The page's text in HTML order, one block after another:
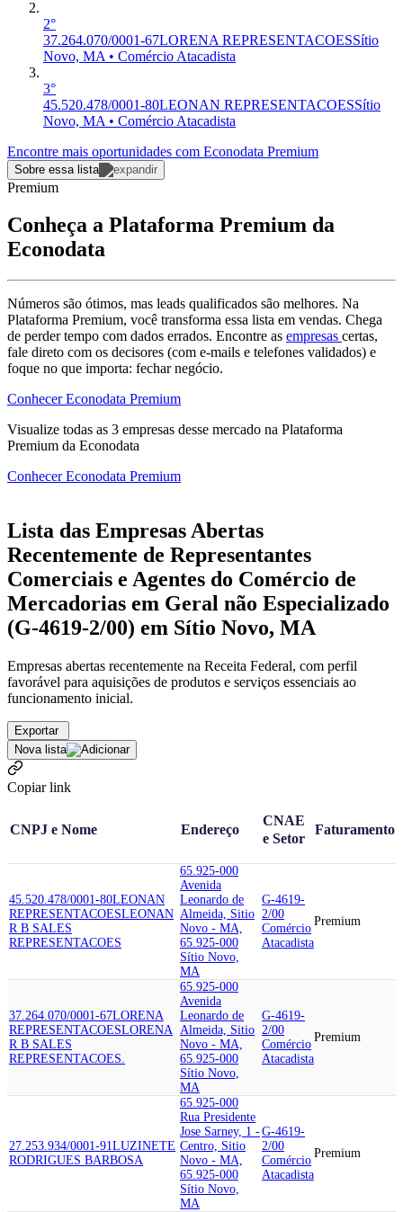
2°
37.264.070/0001-67LORENA REPRESENTACOESSítio
Novo, MA • Comércio Atacadista
3°
45.520.478/0001-80LEONAN REPRESENTACOESSítio
Novo, MA • Comércio Atacadista
Encontre mais oportunidades com Econodata Premium
Sobre essa lista
Premium
Conheça a Plataforma Premium da
Econodata
Números são ótimos, mas leads qualificados são melhores. Na
Plataforma Premium, você transforma essa lista em vendas. Chega
de perder tempo com dados errados. Encontre as empresas certas,
fale direto com os decisores (com e-mails e telefones validados) e
foque no que importa: fechar negócio.
Conhecer Econodata Premium
Visualize todas as 3 empresas desse mercado na Plataforma
Premium da Econodata
Conhecer Econodata Premium
Lista das Empresas Abertas
Recentemente de Representantes
Comerciais e Agentes do Comércio de
Mercadorias em Geral não Especializado
(G-4619-2/00) em Sítio Novo, MA
Empresas abertas recentemente na Receita Federal, com perfil
favorável para aquisições de produtos e serviços essenciais ao
funcionamento inicial.
Exportar
Nova lista
Copiar link
CNPJ e Nome Endereço
CNAE
e Setor
Faturamento
45.520.478/0001-80LEONAN
REPRESENTACOESLEONAN
R B SALES
REPRESENTACOES
65.925-000
Avenida
Leonardo de
Almeida, Sitio
Novo - MA,
65.925-000
Sítio Novo,
MA
G-4619-
2/00
Comércio
Atacadista
Premium
37.264.070/0001-67LORENA
REPRESENTACOESLORENA
R B SALES
REPRESENTACOES.
65.925-000
Avenida
Leonardo de
Almeida, Sitio
Novo - MA,
65.925-000
Sítio Novo,
MA
G-4619-
2/00
Comércio
Atacadista
Premium
27.253.934/0001-91LUZINETE
RODRIGUES BARBOSA
65.925-000
Rua Presidente
Jose Sarney, 1 -
Centro, Sitio
Novo - MA,
65.925-000
Sítio Novo,
MA
G-4619-
2/00
Comércio
Atacadista
Premium